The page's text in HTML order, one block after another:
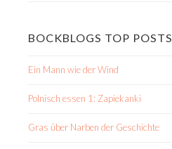
BOCKBLOGS TOP POSTS
Ein Mann wie der Wind
Polnisch essen 1: Zapiekanki
Gras über Narben der Geschichte